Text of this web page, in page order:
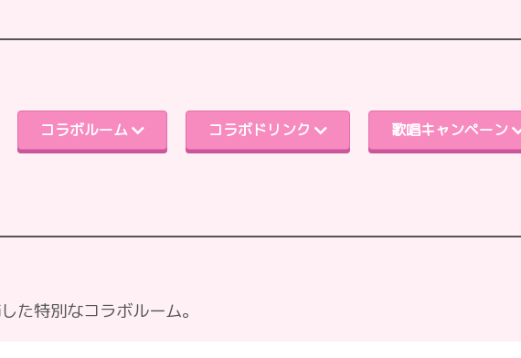
コラボルーム コラボドリンク 歌唱キャンペーン
た特別なコラボルーム。